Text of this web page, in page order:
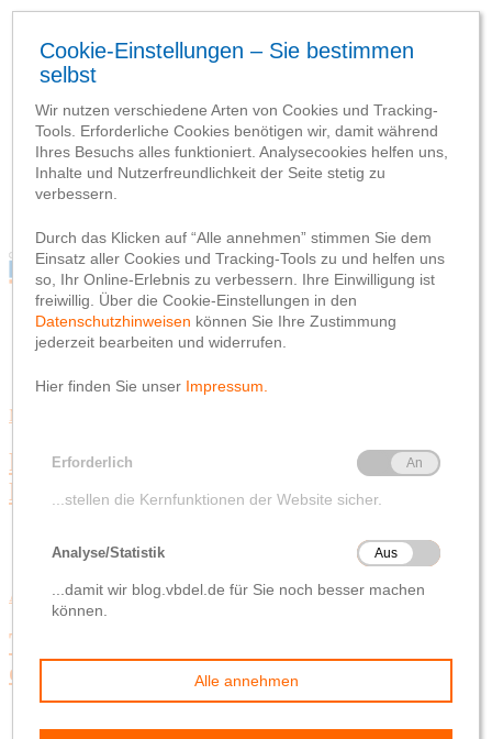
Webseite
Datenschutzhinweis
Blog
Webseite
Impressum
Mitglieder & Vorteile
Fotowettbewerb für den
Mitgliederkalender 2026
30. Oktober 2025
Allgemein Hatten Sandkrug
TSG Hatten-Sandkrug gewinnt Silber bei
den „Sternen des Sports“